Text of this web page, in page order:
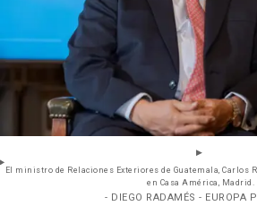
El ministro de Relaciones Exteriores de Guatemala, Carlos
en Casa América, Madrid.
- DIEGO RADAMÉS - EUROPA